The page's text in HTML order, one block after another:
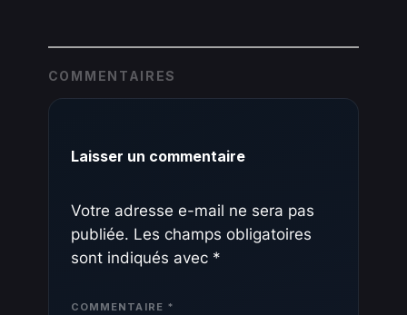
COMMENTAIRES
Laisser un commentaire
Votre adresse e-mail ne sera pas
publiée. Les champs obligatoires
sont indiqués avec *
COMMENTAIRE *